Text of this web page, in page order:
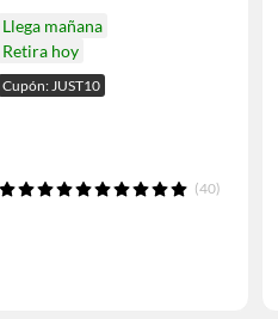
Llega mañana
Retira hoy
Cupón: JUST10
(40)